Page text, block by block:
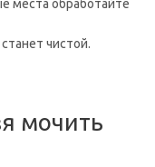
места обработайте
чистой.
мочить